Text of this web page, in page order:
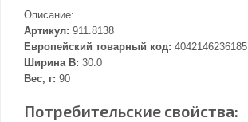
Описание:
Артикул: 911.8138
Европейский товарный код: 4042146236185
Ширина В: 30.0
Вес, г: 90
Потребительские свойства: